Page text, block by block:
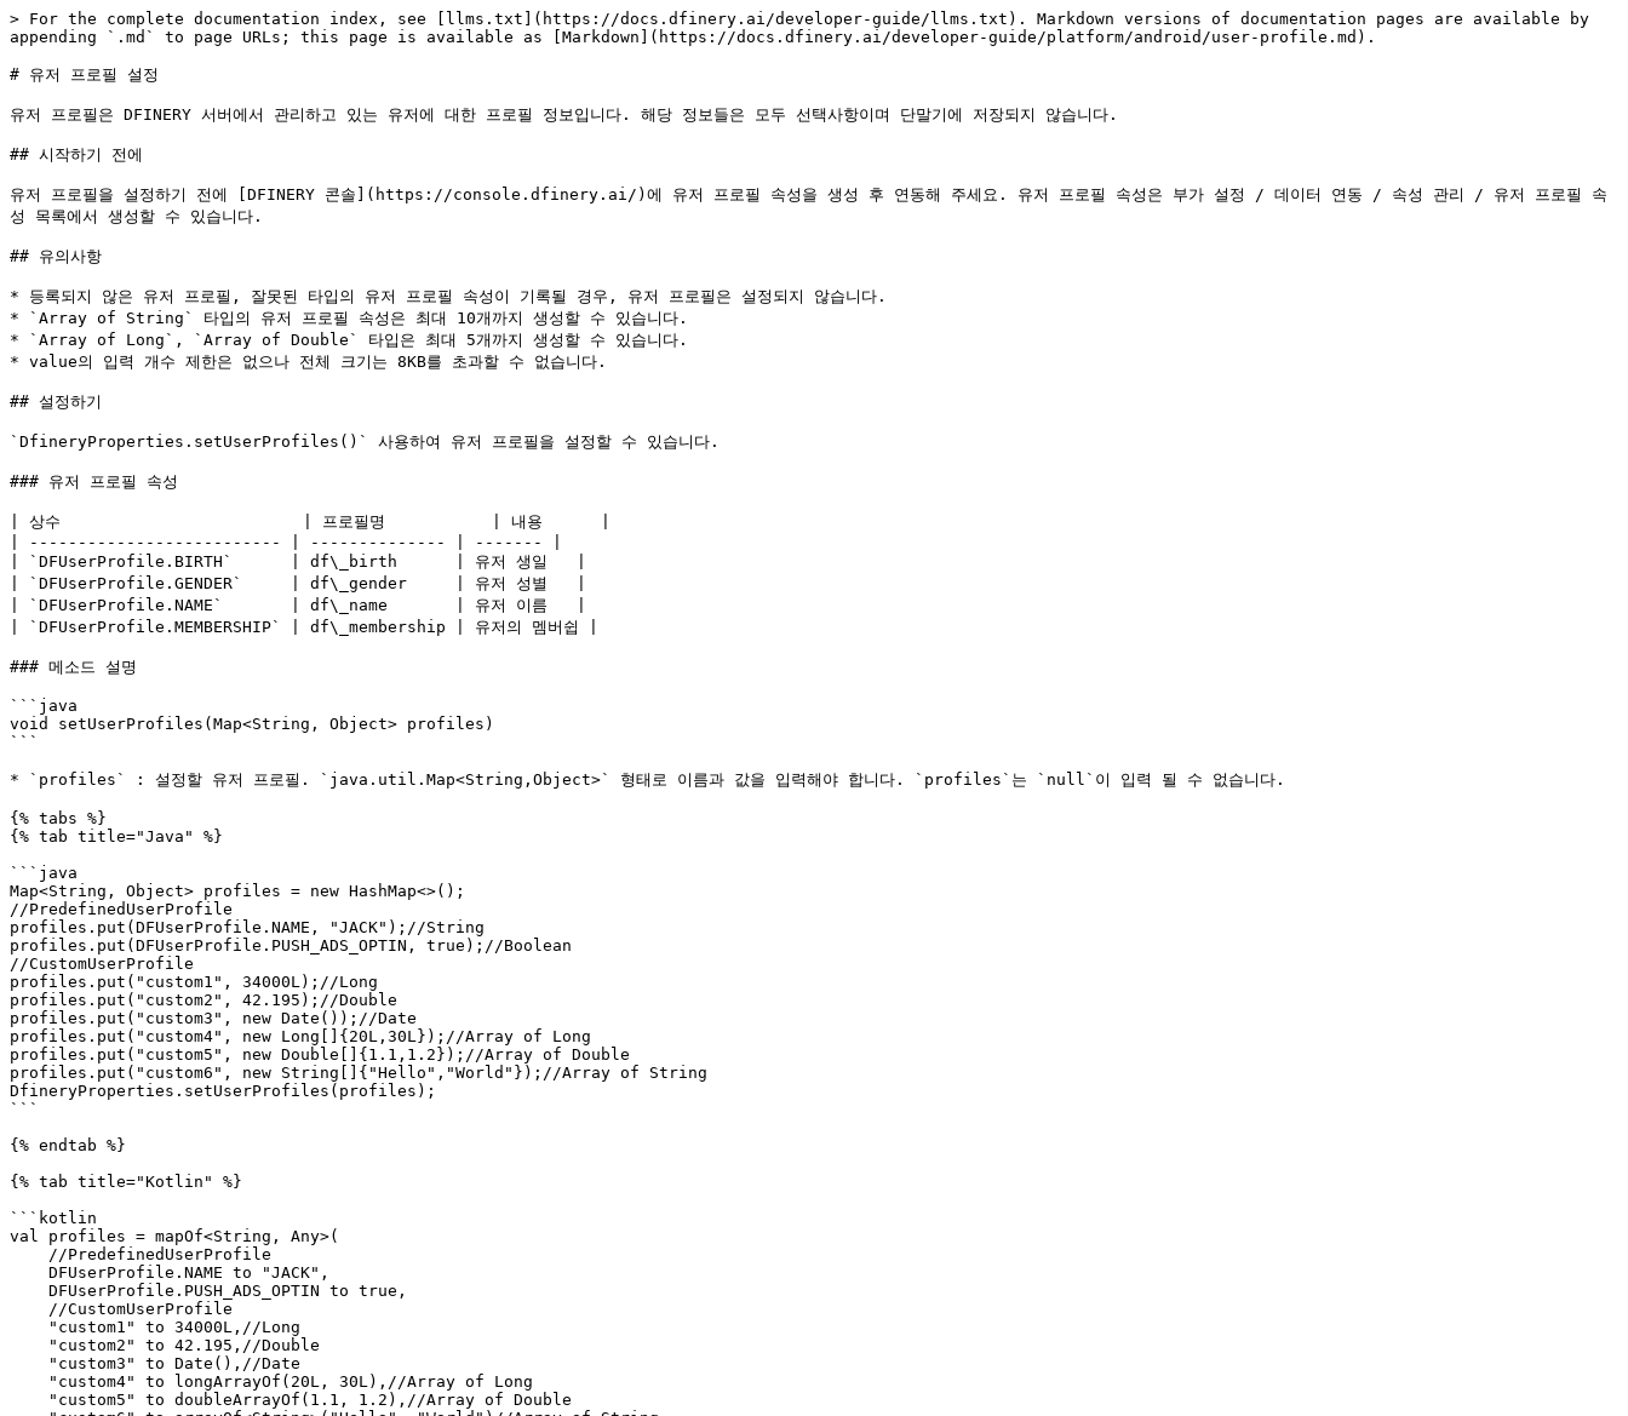
> For the complete documentation index, see [llms.txt](https://docs.dfinery.ai/developer-guide/llms.txt). Markdown versions of documentation pages are available by
appending `.md` to page URLs; this page is available as [Markdown](https://docs.dfinery.ai/developer-guide/platform/android/user-profile.md).
# 유저 프로필 설정
유저 프로필은 DFINERY 서버에서 관리하고 있는 유저에 대한 프로필 정보입니다. 해당 정보들은 모두 선택사항이며 단말기에 저장되지 않습니다.
## 시작하기 전에
유저 프로필을 설정하기 전에 [DFINERY 콘솔](https://console.dfinery.ai/)에 유저 프로필 속성을 생성 후 연동해 주세요. 유저 프로필 속성은 부가 설정 / 데이터 연동 / 속성 관리 / 유저 프로필 속
성 목록에서 생성할 수 있습니다.
## 유의사항
* 등록되지 않은 유저 프로필, 잘못된 타입의 유저 프로필 속성이 기록될 경우, 유저 프로필은 설정되지 않습니다.
* `Array of String` 타입의 유저 프로필 속성은 최대 10개까지 생성할 수 있습니다.
* `Array of Long`, `Array of Double` 타입은 최대 5개까지 생성할 수 있습니다.
* value의 입력 개수 제한은 없으나 전체 크기는 8KB를 초과할 수 없습니다.
## 설정하기
`DfineryProperties.setUserProfiles()` 사용하여 유저 프로필을 설정할 수 있습니다.
### 유저 프로필 속성
| 상수                         | 프로필명           | 내용      |
| -------------------------- | -------------- | ------- |
| `DFUserProfile.BIRTH`      | df\_birth      | 유저 생일   |
| `DFUserProfile.GENDER`     | df\_gender     | 유저 성별   |
| `DFUserProfile.NAME`       | df\_name       | 유저 이름   |
| `DFUserProfile.MEMBERSHIP` | df\_membership | 유저의 멤버쉽 |
### 메소드 설명
```java
void setUserProfiles(Map<String, Object> profiles)
```
* `profiles` : 설정할 유저 프로필. `java.util.Map<String,Object>` 형태로 이름과 값을 입력해야 합니다. `profiles`는 `null`이 입력 될 수 없습니다.
{% tabs %}
{% tab title="Java" %}
```java
Map<String, Object> profiles = new HashMap<>();
//PredefinedUserProfile
profiles.put(DFUserProfile.NAME, "JACK");//String
profiles.put(DFUserProfile.PUSH_ADS_OPTIN, true);//Boolean
//CustomUserProfile
profiles.put("custom1", 34000L);//Long
profiles.put("custom2", 42.195);//Double
profiles.put("custom3", new Date());//Date
profiles.put("custom4", new Long[]{20L,30L});//Array of Long
profiles.put("custom5", new Double[]{1.1,1.2});//Array of Double
profiles.put("custom6", new String[]{"Hello","World"});//Array of String
DfineryProperties.setUserProfiles(profiles);
```
{% endtab %}
{% tab title="Kotlin" %}
```kotlin
val profiles = mapOf<String, Any>(